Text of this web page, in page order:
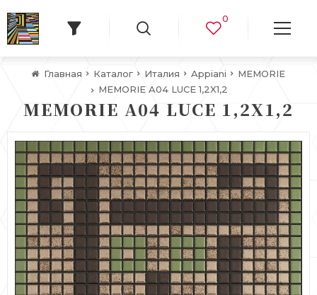
0
Главная Каталог Италия Appiani
MEMORIE
MEMORIE A04 LUCE 1,2X1,2
MEMORIE A04 LUCE 1,2X1,2